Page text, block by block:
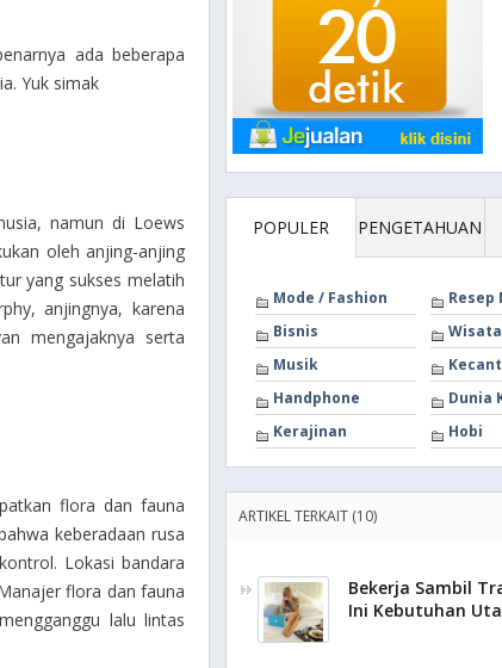
ada beberapa
Yuk simak
namun di Loews
oleh anjing-anjing
yang sukses melatih
anjingnya, karena
mengajaknya serta
flora dan fauna
keberadaan rusa
Lokasi bandara
flora dan fauna
lalu lintas
POPULER PENGETAHUAN
Mode / Fashion
Resep
Bisnis
Wisata
Musik
Handphone
Dunia
Kerajinan
Hobi
ARTIKEL TERKAIT (10)
Bekerja Sambil
Ini Kebutuhan